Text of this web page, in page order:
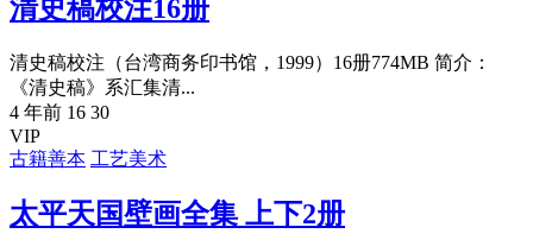
清史稿校注16册
清史稿校注（台湾商务印书馆，1999）16册774MB 简介：
《清史稿》系汇集清...
4 年前 16 30
VIP
古籍善本 工艺美术
太平天国壁画全集 上下2册